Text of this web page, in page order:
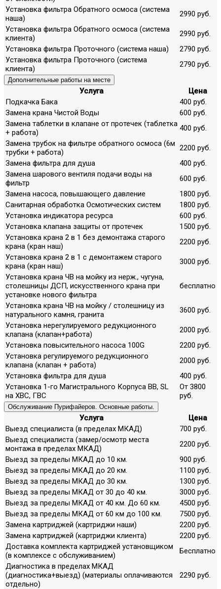
Установка фильтра Обратного осмоса (система
наша)
2990 руб.
Установка фильтра Обратного осмоса (система
клиента)
2990 руб.
Установка фильтра Проточного (система наша)
2790 руб.
Установка фильтра Проточного (система
клиента)
2790 руб.
Дополнительные работы на месте
Услуга
Цена
Подкачка Бака
400 руб.
Замена крана Чистой Воды
600 руб.
Замена таблетки в клапане от протечек (таблетка
+ работа)
400 руб.
Замена трубок на фильтре обратного осмоса (6м
трубки + работа)
2200 руб.
Замена фильтра для душа
400 руб.
Замена шарового вентиля подачи воды на
фильтр
600 руб.
Замена насоса, повышающего давление
1800 руб.
Санитарная обработка Осмотических систем
1800 руб.
Установка индикатора ресурса
600 руб.
Установка клапана защиты от протечек
1500 руб.
Установка крана 2 в 1 без демонтажа старого
крана (кран наш)
2200 руб.
Установка крана 2 в 1 с демонтажем старого
крана (кран наш)
3000 руб.
Установка крана ЧВ на мойку из нерж., чугуна,
столешницы ДСП, искусственного крана при
установке нового фильтра
бесплатно
Установка крана ЧВ на мойку / столешницу из
натурального камня, гранита
3600 руб.
Установка нерегулируемого редукционного
клапана (клапан+работа)
2000 руб.
Установка повысительного насоса 100G
2200 руб.
Установка регулируемого редукционного
клапана (клапан + работа)
2000 руб.
Установка фильтра для душа
400 руб.
Установка 1-го Магистрального Корпуса ВВ, SL
на ХВС, ГВС
От 3800
руб.
Обслуживание Пурифайеров. Основные работы.
Услуга
Цена
Выезд специалиста (в пределах МКАД)
700 руб.
Выезд специалиста (замер/осмотр места
монтажа в пределах МКАД)
2200 руб.
Выезд за пределы МКАД до 10 км.
900 руб.
Выезд за пределы МКАД до 20 км.
1100 руб.
Выезд за пределы МКАД до 30 км.
1300 руб.
Выезд за пределы МКАД от 30 до 40 км.
3000 руб.
Выезд за пределы МКАД от 40 км. До 60 км.
4500 руб.
Выезд за пределы МКАД от 60 км до 100 км.
7500 руб.
Замена картриджей (картриджи наши)
2200 руб.
Замена картриджей (картриджи клиента)
2200 руб.
Доставка комплекта картриджей установщиком
(в комплексе с обслуживанием)
Бесплатно
Диагностика в пределах МКАД
(диагностика+выезд) (материалы оплачиваются
отдельно)
2290 руб.